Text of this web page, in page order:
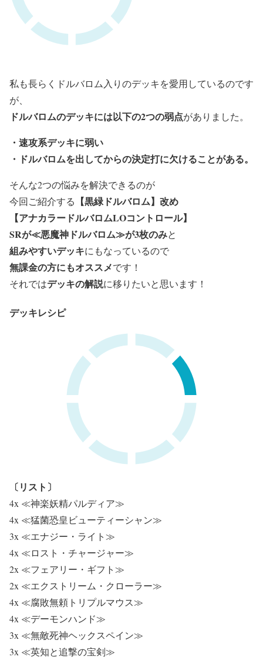
私も長らくドルバロム入りのデッキを愛用しているのです
が、
ドルバロムのデッキには以下の2つの弱点がありました。
・ 速攻系デッキに弱い
・ ドルバロムを出してからの決定打に欠けることがある。
そんな2つの悩みを解決できるのが
今回ご紹介する 【黒緑ドルバロム】改め
【アナカラードルバロムLOコントロール】
SRが≪悪魔神ドルバロム≫が3枚のみと
組みやすいデッキにもなっているので
無課金の方にもオススメです！
それではデッキの解説に移りたいと思います！
デッキレシピ
〔リスト〕
4x ≪神楽妖精パルディア≫
4x ≪猛菌恐皇ビューティーシャン≫
3x ≪エナジー・ライト≫
4x ≪ロスト・チャージャー≫
2x ≪フェアリー・ギフト≫
2x ≪エクストリーム・クローラー≫
4x ≪腐敗無頼トリプルマウス≫
4x ≪デーモンハンド≫
3x ≪無敵死神ヘックスペイン≫
3x ≪英知と追撃の宝剣≫